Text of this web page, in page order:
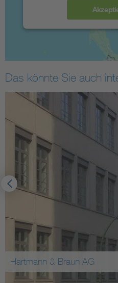
Das könnte Sie auch
Hartmann & Braun AG